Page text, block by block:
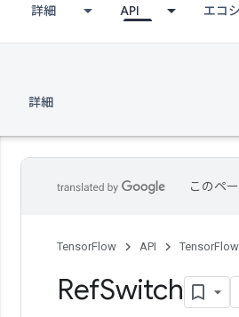
詳細 API エコ
詳細
このペ
TensorFlow API
RefSwitch